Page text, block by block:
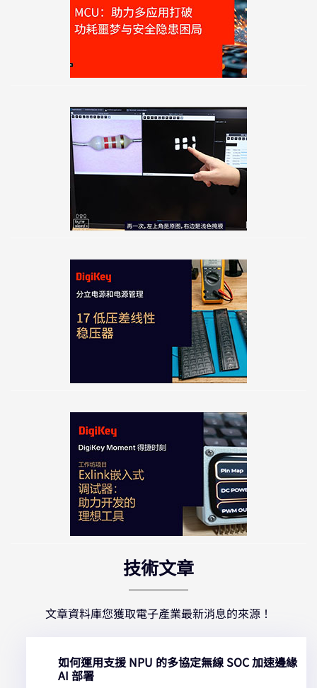
車用 MCU 全面解析：低功耗 × 功能安全，工程師
一定要懂的關鍵設計！
本影片將帶你深入瞭解車用 MCU ，從低功耗設計到
功能安全（ISO 26262）的實務需求。
Arduino Uno Q 自動辨識電阻實戰
現在就來看看，能不能藉助 Arduino Uno Q，加快電
阻分類與整理的效率，讓這些「流浪電阻」重新歸
低壓差線性穩壓器LDO
本集帶您快速理解線性穩壓器與 LDO（低壓差穩壓
器）的核心概念與運作原理。同時深入比較 CMOS 與
Bipolar 架構 LDO 在設計實現與性能上的差異。
窄帶物聯網 NB-IoT
技術文章
文章資料庫您獲取電子產業最新消息的來源！
如何運用支援 NPU 的多協定無線 SOC 加速邊緣
AI 部署